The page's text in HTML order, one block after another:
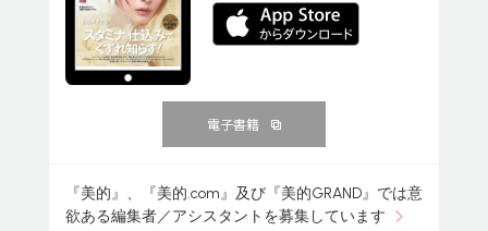
電子書籍
『美的』、『美的.com』及び『美的GRAND』では意
欲ある編集者／アシスタントを募集しています